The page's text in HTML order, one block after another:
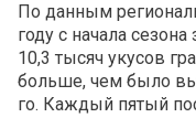
По данным
году с начала
10,3 тысяч укусов
больше, чем было
го. Каждый пятый